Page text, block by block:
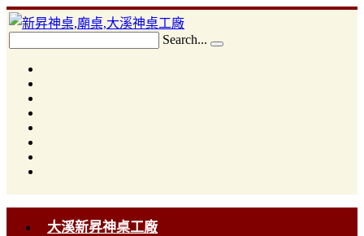
Search...
大溪新昇神桌工廠